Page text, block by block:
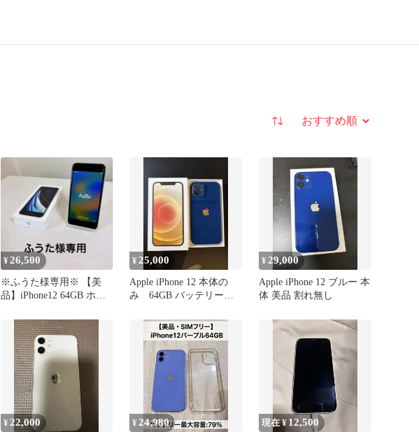
並び替え
¥26,500
※ふうた様専用※ 【美
品】iPhone12 64GB ホワ
¥ 25,000
Apple iPhone 12 本体の
み 64GB バッテリー
¥ 29,000
Apple iPhone 12 ブルー 本
体 美品 割れ無し
¥ 22,000 ¥ 24,980 現在 ¥ 12,500